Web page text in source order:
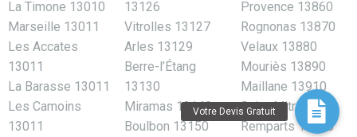
La Timone 13010
Marseille 13011
Les Accates
13011
La Barasse 13011
Les Camoins
13011
13126
Vitrolles 13127
Arles 13129
Berre-l’Étang
13130
Miramas 13140
Boulbon 13150
Provence 13860
Rognonas 13870
Velaux 13880
Mouriès 13890
Maillane 13910
Saint-Mitre-les-
Remparts 13920